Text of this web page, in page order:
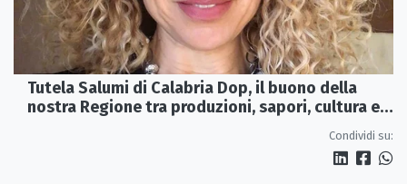
Tutela Salumi di Calabria Dop, il buono della
nostra Regione tra produzioni, sapori, cultura e
Condividi su: